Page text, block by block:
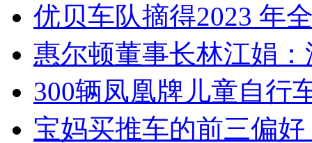
优贝车队摘得2023 年
惠尔顿董事长林江娟
300辆凤凰牌儿童自行
宝妈买推车的前三偏